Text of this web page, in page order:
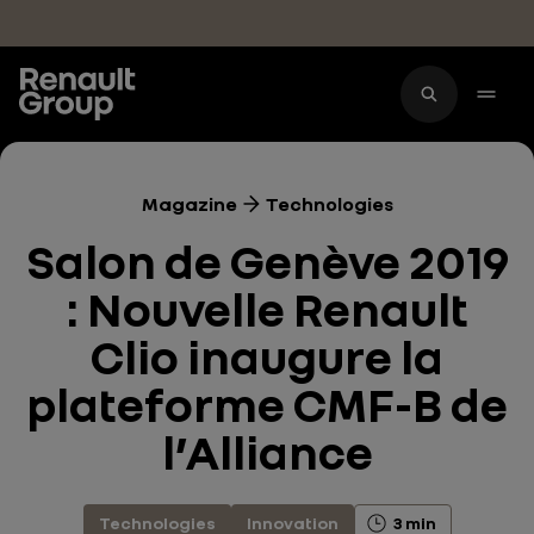
Magazine Technologies
Salon de Genève 2019
: Nouvelle Renault
Clio inaugure la
plateforme CMF-B de
l’Alliance
Technologies Innovation 3 min